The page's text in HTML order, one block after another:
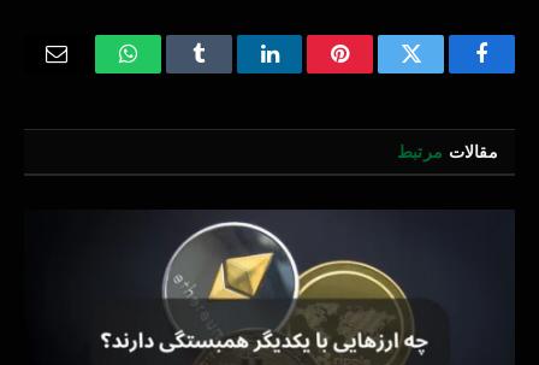
Facebook
Twitter
Pinterest
LinkedIn
Tumblr
WhatsApp
Email
مقالات مرتبط